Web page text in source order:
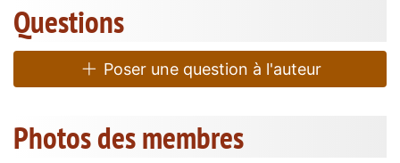
Questions
Poser une question à l'auteur
Photos des membres